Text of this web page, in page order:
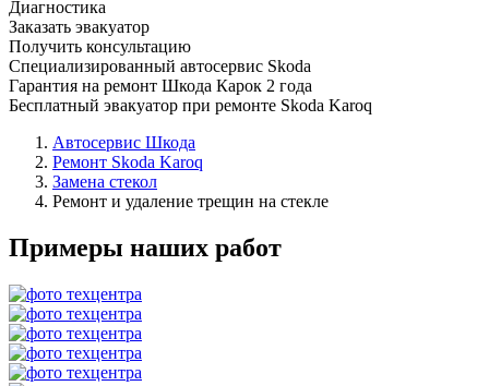
Диагностика
Заказать эвакуатор
Получить консультацию
Специализированный автосервис Skoda
Гарантия на ремонт Шкода Карок 2 года
Бесплатный эвакуатор при ремонте Skoda Karoq
Автосервис Шкода
Ремонт Skoda Karoq
Замена стекол
Ремонт и удаление трещин на стекле
Примеры наших работ